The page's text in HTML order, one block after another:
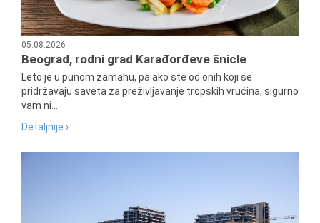
05.08.2026
Beograd, rodni grad Karađorđeve šnicle
Leto je u punom zamahu, pa ako ste od onih koji se
pridržavaju saveta za preživljavanje tropskih vrućina, sigurno
vam ni...
Detaljnije ›